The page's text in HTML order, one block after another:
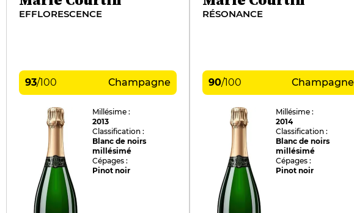
EFFLORESCENCE
93/100 Champagne
Millésime :
2013
Classification :
Blanc de noirs
millésimé
Cépages :
Pinot noir
RÉSONANCE
90/100 Champagne
Millésime :
2014
Classification :
Blanc de noirs
millésimé
Cépages :
Pinot noir